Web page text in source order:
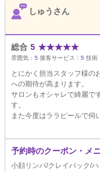
しゅうさん
総合 5 ★★★★★
雰囲気： 5 接客サービス： 5 技術
とにかく担当スタッフ様の
への期待が高まります。
サロンもオシャレで綺麗で
す。
また今度はララピールで伺
予約時のクーポン・メ
小顔リンパ/クレイパック/